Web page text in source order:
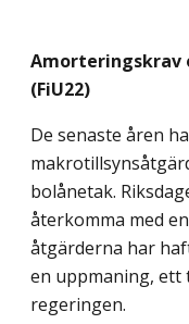
Amorteringskrav
(FiU22)
De senaste åren
bolånetak.
återkomma med
åtgärderna har
en uppmaning, ett
regeringen.